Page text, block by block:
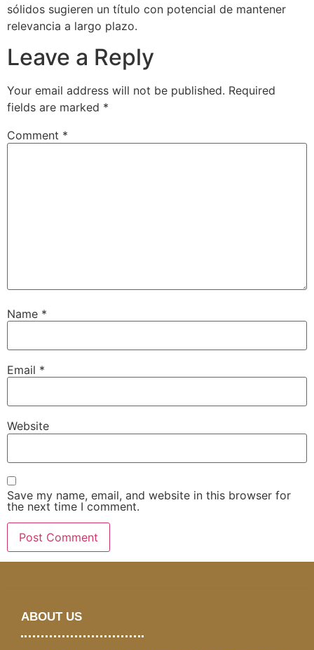
sólidos sugieren un título con potencial de mantener
relevancia a largo plazo.
Leave a Reply
Your email address will not be published. Required
fields are marked *
Comment *
Name *
Email *
Website
Save my name, email, and website in this browser for
the next time I comment.
ABOUT US